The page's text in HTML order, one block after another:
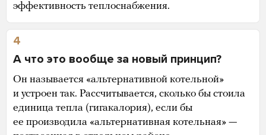
эффективность теплоснабжения.
4
А что это вообще за новый принцип?
Он называется «альтернативной котельной»
и устроен так. Рассчитывается, сколько бы стоила
единица тепла (гигакалория), если бы
ее производила «альтернативная котельная» —